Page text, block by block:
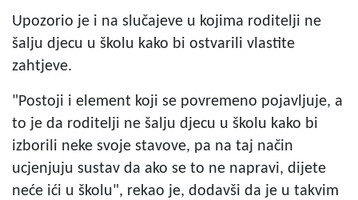
Upozorio je i na slučajeve u kojima roditelji ne
šalju djecu u školu kako bi ostvarili vlastite
zahtjeve.
"Postoji i element koji se povremeno pojavljuje, a
to je da roditelji ne šalju djecu u školu kako bi
izborili neke svoje stavove, pa na taj način
ucjenjuju sustav da ako se to ne napravi, dijete
neće ići u školu", rekao je, dodavši da je u takvim